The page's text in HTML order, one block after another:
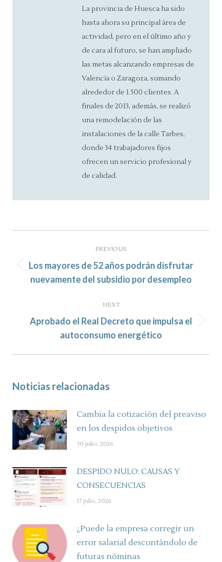
La provincia de Huesca ha sido
hasta ahora su principal área de
actividad, pero en el último año y
de cara al futuro, se han ampliado
las metas alcanzando empresas de
Valencia o Zaragoza, sumando
alrededor de 1.500 clientes. A
finales de 2013, además, se realizó
una remodelación de las
instalaciones de la calle Tarbes,
donde 34 trabajadores fijos
ofrecen un servicio profesional y
de calidad.
PREVIOUS
Previous
post:
Los mayores de 52 años podrán disfrutar
nuevamente del subsidio por desempleo
NEXT
Next
post:
Aprobado el Real Decreto que impulsa el
autoconsumo energético
Noticias relacionadas
Cambia la cotización del preaviso
en los despidos objetivos
30 julio, 2026
DESPIDO NULO: CAUSAS Y
CONSECUENCIAS
17 julio, 2026
¿Puede la empresa corregir un
error salarial descontándolo de
futuras nóminas